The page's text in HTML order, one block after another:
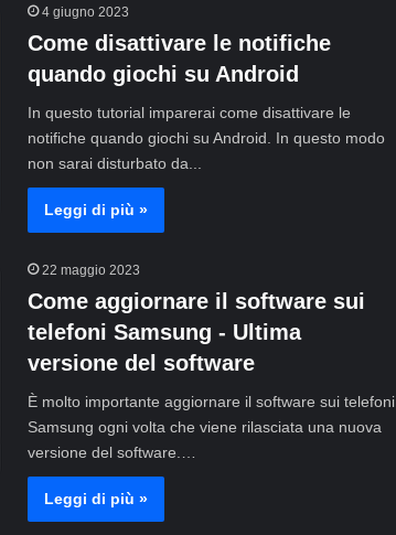
4 giugno 2023
Come disattivare le notifiche
quando giochi su Android
In questo tutorial imparerai come disattivare le
notifiche quando giochi su Android. In questo modo
non sarai disturbato da...
Leggi di più »
22 maggio 2023
Come aggiornare il software sui
telefoni Samsung - Ultima
versione del software
È molto importante aggiornare il software sui telefoni
Samsung ogni volta che viene rilasciata una nuova
versione del software.…
Leggi di più »